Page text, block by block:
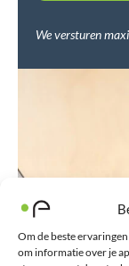
Om de beste
om informatie over je
We versturen